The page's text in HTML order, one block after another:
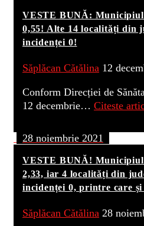
VESTE BUNĂ:
0,55! Alte 14 localități din
incidenței 0!
Săplăcan Cătălina 12
Conform Direcției de
12 decembrie… Citeste
28 noiembrie 2021
VESTE BUNĂ!
2,33, iar 4 localități din
incidenței 0, printre care
Săplăcan Cătălina 28